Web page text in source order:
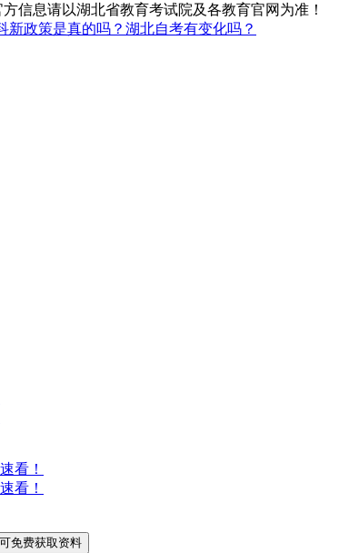
信息请以湖北省教育考试院及各教育官网为准！
新政策是真的吗？湖北自考有变化吗？
看！
看！